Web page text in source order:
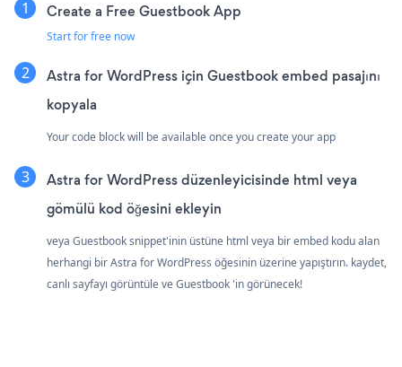
Create a Free Guestbook App
Start for free now
Astra for WordPress için Guestbook embed pasajını
kopyala
Your code block will be available once you create your app
Astra for WordPress düzenleyicisinde html veya
gömülü kod öğesini ekleyin
veya Guestbook snippet'inin üstüne html veya bir embed kodu alan
herhangi bir Astra for WordPress öğesinin üzerine yapıştırın. kaydet,
canlı sayfayı görüntüle ve Guestbook 'in görünecek!